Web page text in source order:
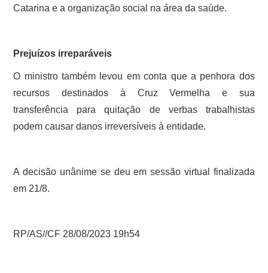
Catarina e a organização social na área da saúde.
Prejuízos irreparáveis
O ministro também levou em conta que a penhora dos
recursos destinados à Cruz Vermelha e sua
transferência para quitação de verbas trabalhistas
podem causar danos irreversíveis à entidade.
A decisão unânime se deu em sessão virtual finalizada
em 21/8.
RP/AS//CF 28/08/2023 19h54